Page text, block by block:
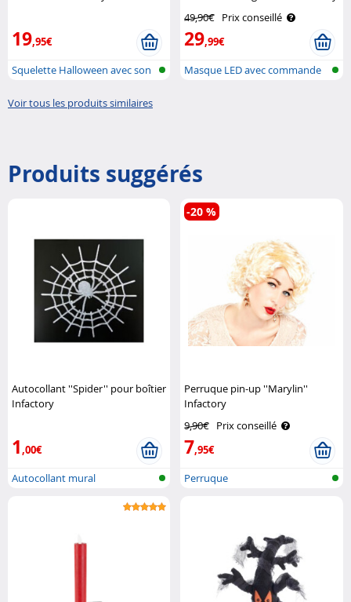
19,95€
Squelette Halloween avec son
49,90€ Prix conseillé
29,99€
Masque LED avec commande
Voir tous les produits similaires
Produits suggérés
Autocollant ''Spider'' pour boîtier
Infactory
1,00€
Autocollant mural
Perruque pin-up ''Marylin''
Infactory
9,90€ Prix conseillé
7,95€
-20 %
Perruque